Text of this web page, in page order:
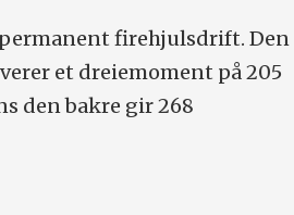
firehjulsdrift. Den
et dreiemoment på 205
den bakre gir 268